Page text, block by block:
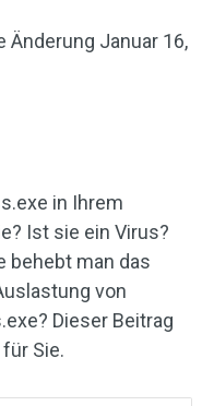
Änderung Januar 16,
in Ihrem
Ist sie ein Virus?
behebt man das
von
Dieser Beitrag
Sie.